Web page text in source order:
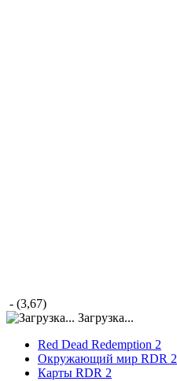
- (3,67)
Загрузка...
Red Dead Redemption 2
Окружающий мир RDR 2
Карты RDR 2